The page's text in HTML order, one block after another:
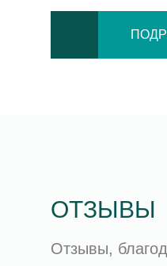
ОТЗЫВЫ
Отзывы,